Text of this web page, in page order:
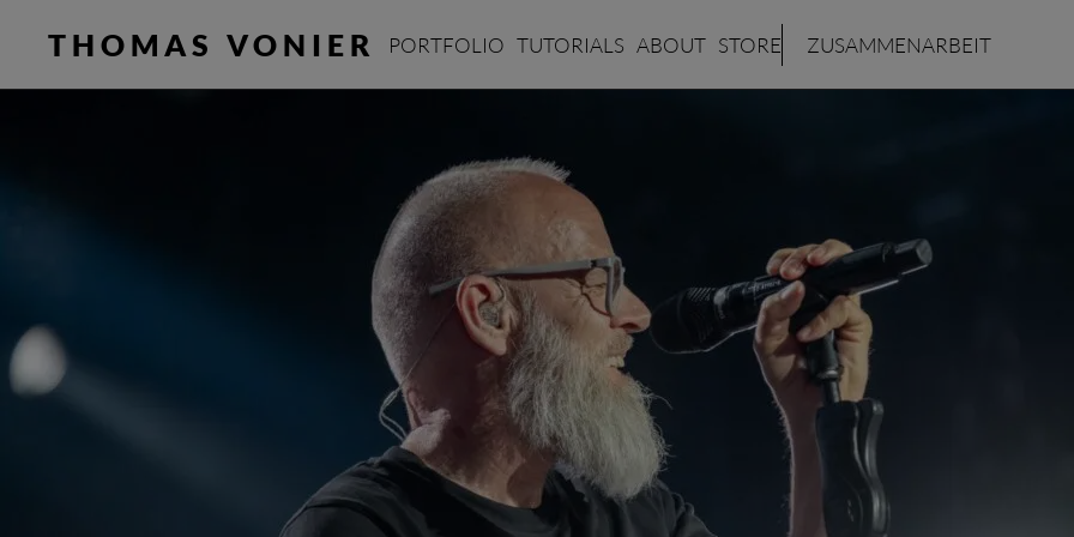
THOMAS VONIER PORTFOLIO TUTORIALS ABOUT STORE ZUSAMMENARBEIT
Reportagen & Serien»Konzertfotos
Konzerte
Tollwoodfestival 2023
Fantastische Vier
Danger Dan
Jan Delay